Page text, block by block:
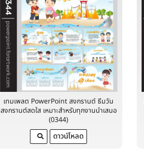
เทมเพลต PowerPoint สงกรานต์ ธีมวัน
สงกรานต์สดใส เหมาะสำหรับทุกงานนำเสนอ
(0344)
ดาวน์โหลด